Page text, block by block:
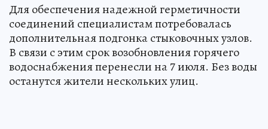
Для обеспечения надежной герметичности
соединений специалистам потребовалась
дополнительная подгонка стыковочных узлов.
В связи с этим срок возобновления горячего
водоснабжения перенесли на 7 июля. Без воды
останутся жители нескольких улиц.